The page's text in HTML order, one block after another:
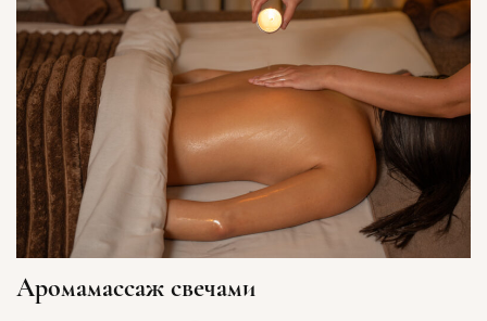
Аромамассаж свечами